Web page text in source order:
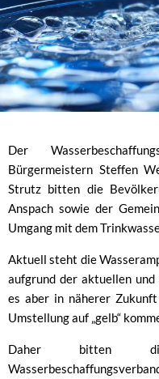
Der
Bürgermeistern Steffen
Strutz bitten die
Anspach sowie der
Umgang mit dem
Aktuell steht die
aufgrund der aktuellen
es aber in näherer
Umstellung auf „gelb“
Daher bitten